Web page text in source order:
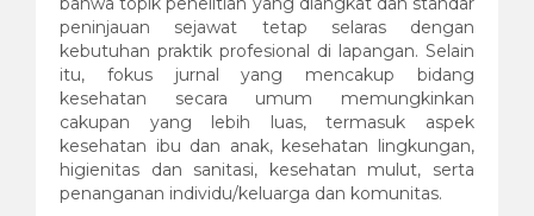
peninjauan sejawat tetap selaras dengan
kebutuhan praktik profesional di lapangan. Selain
itu, fokus jurnal yang mencakup bidang
kesehatan secara umum memungkinkan
cakupan yang lebih luas, termasuk aspek
kesehatan ibu dan anak, kesehatan lingkungan,
higienitas dan sanitasi, kesehatan mulut, serta
penanganan individu/keluarga dan komunitas.